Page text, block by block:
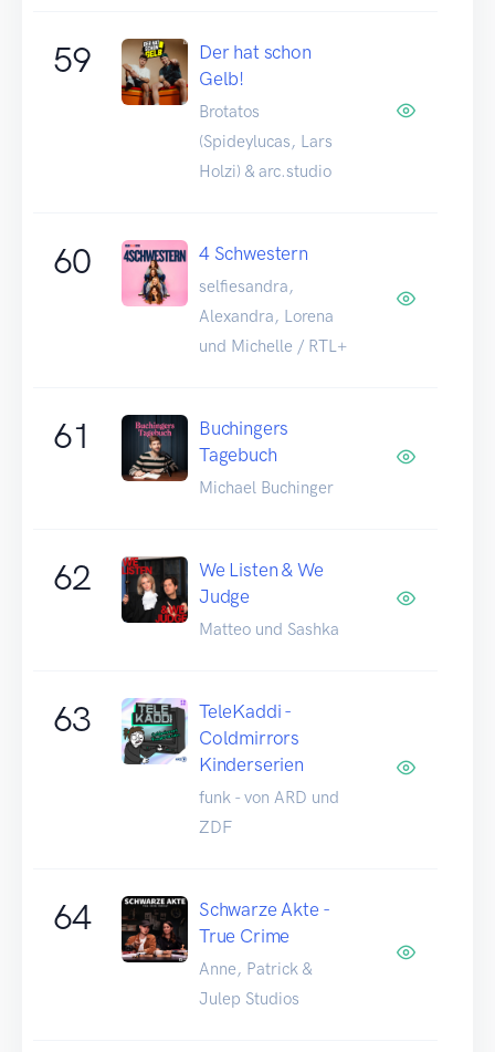
59
Der hat schon
Gelb!
Brotatos
(Spideylucas, Lars
Holzi) & arc.studio
60 4 Schwestern
selfiesandra,
Alexandra, Lorena
und Michelle / RTL+
61
Buchingers
Tagebuch
Michael Buchinger
62
We Listen & We
Judge
Matteo und Sashka
63
TeleKaddi -
Coldmirrors
Kinderserien
funk - von ARD und
ZDF
64
Schwarze Akte -
True Crime
Anne, Patrick &
Julep Studios